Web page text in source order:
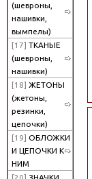
(шевроны,
нашивки,
вымпелы)
[17] ТКАНЫЕ
(шевроны,
нашивки)
[18] ЖЕТОНЫ
(жетоны,
резинки,
цепочки)
[19] ОБЛОЖКИ
И ЦЕПОЧКИ К
НИМ